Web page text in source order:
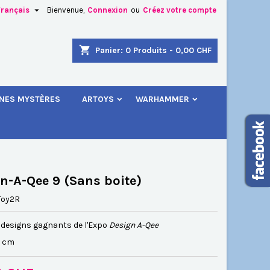
Bienvenue, Connexion ou Créez votre compte

shopping_cart Panier: 0 Produits - 0,00 CHF
MYSTÈRES ARTOYS WARHAMMER
A-Qee 9 (Sans boite)
designs gagnants de l'Expo Design A-Qee
cm